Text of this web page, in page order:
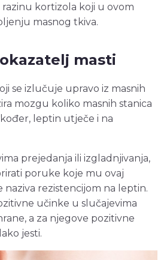
kortizola koji u ovom
masnog tkiva.
masti
se izlučuje upravo iz masnih
mozgu koliko masnih stanica
leptin utječe i na
prejedanja ili izgladnjivanja,
poruke koje mu ovaj
naziva rezistencijom na leptin.
učinke u slučajevima
a za njegove pozitivne
jesti.